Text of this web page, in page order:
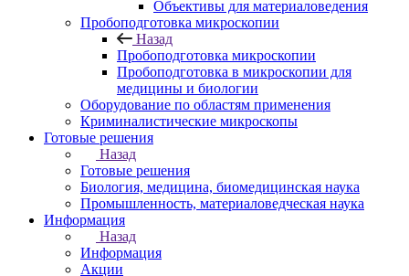
Объективы для материаловедения
Пробоподготовка микроскопии
Назад
Пробоподготовка микроскопии
Пробоподготовка в микроскопии для
медицины и биологии
Оборудование по областям применения
Криминалистические микроскопы
Готовые решения
Назад
Готовые решения
Биология, медицина, биомедицинская наука
Промышленность, материаловедческая наука
Информация
Назад
Информация
Акции